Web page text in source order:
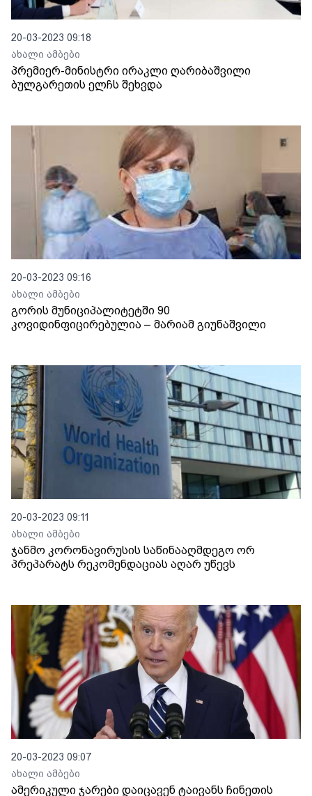
20-03-2023 09:18
ახალი ამბები
პრემიერ-მინისტრი ირაკლი ღარიბაშვილი
ბულგარეთის ელჩს შეხვდა
20-03-2023 09:16
ახალი ამბები
გორის მუნიციპალიტეტში 90
კოვიდინფიცირებულია – მარიამ გიუნაშვილი
20-03-2023 09:11
ახალი ამბები
ჯანმო კორონავირუსის საწინააღმდეგო ორ
პრეპარატს რეკომენდაციას აღარ უწევს
20-03-2023 09:07
ახალი ამბები
ამერიკული ჯარები დაიცავენ ტაივანს ჩინეთის